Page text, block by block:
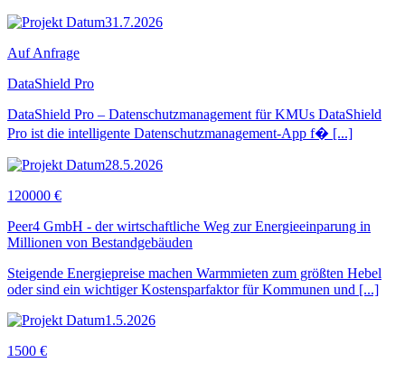
31.7.2026
Auf Anfrage
DataShield Pro
DataShield Pro – Datenschutzmanagement für KMUs DataShield
Pro ist die intelligente Datenschutzmanagement-App f� [...]
28.5.2026
120000 €
Peer4 GmbH - der wirtschaftliche Weg zur Energieeinparung in
Millionen von Bestandgebäuden
Steigende Energiepreise machen Warmmieten zum größten Hebel
oder sind ein wichtiger Kostensparfaktor für Kommunen und [...]
1.5.2026
1500 €